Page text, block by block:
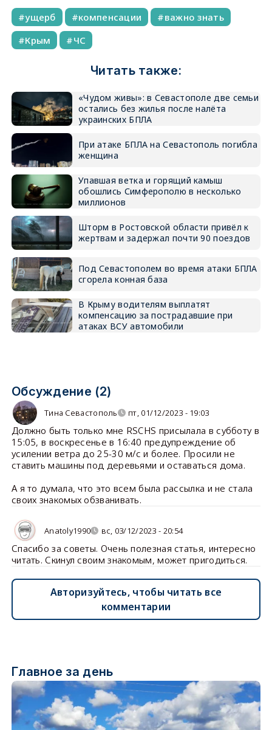
ущерб компенсации
важно знать
Крым
ЧС
Читать также:
«Чудом живы»: в Севастополе две семьи
остались без жилья после налёта
украинских БПЛА
При атаке БПЛА на Севастополь погибла
женщина
Упавшая ветка и горящий камыш
обошлись Симферополю в несколько
миллионов
Шторм в Ростовской области привёл к
жертвам и задержал почти 90 поездов
Под Севастополем во время атаки БПЛА
сгорела конная база
В Крыму водителям выплатят
компенсацию за пострадавшие при
атаках ВСУ автомобили
Обсуждение (2)
Тина Севастополь пт, 01/12/2023 - 19:03
Должно быть только мне RSCHS присылала в субботу в
15:05, в воскресенье в 16:40 предупреждение об
усилении ветра до 25-30 м/с и более. Просили не
ставить машины под деревьями и оставаться дома.
А я то думала, что это всем была рассылка и не стала
своих знакомых обзванивать.
Anatoly1990 вс, 03/12/2023 - 20:54
Спасибо за советы. Очень полезная статья, интересно
читать. Скинул своим знакомым, может пригодиться.
Авторизуйтесь, чтобы читать все
комментарии
Главное за день